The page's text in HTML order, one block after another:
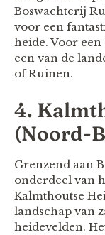
Boswachterij
voor een
heide. Voor
een van de
of Ruinen.
4.
(Noord-
Grenzend aan
onderdeel van
Kalmthoutse
landschap van
heidevelden.